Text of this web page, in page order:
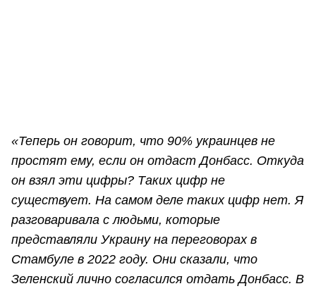
«Теперь он говорит, что 90% украинцев не
простят ему, если он отдаст Донбасс. Откуда
он взял эти цифры? Таких цифр не
существует. На самом деле таких цифр нет. Я
разговаривала с людьми, которые
представляли Украину на переговорах в
Стамбуле в 2022 году. Они сказали, что
Зеленский лично согласился отдать Донбасс. В